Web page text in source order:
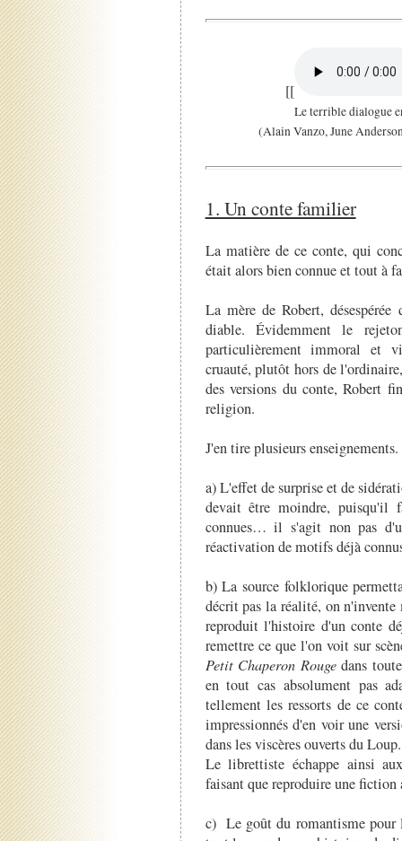
[[
Le terrible dialogue
(Alain Vanzo, June
1. Un conte familier
La matière de ce conte, qui
était alors bien connue et tout à
La mère de Robert,
diable. Évidemment le
particulièrement immoral et
cruauté, plutôt hors de
des versions du conte, Robert
religion.
J'en tire plusieurs enseignements.
a) L'effet de surprise et de
devait être moindre, puisqu'il
connues… il s'agit non pas
réactivation de motifs déjà
b) La source folklorique
décrit pas la réalité, on n'invente
reproduit l'histoire d'un conte
remettre ce que l'on voit sur
Petit Chaperon Rougedans
en tout cas absolument pas
tellement les ressorts de ce
impressionnés d'en voir une
dans les viscères ouverts du Loup.
Le librettiste échappe ainsi
faisant que reproduire une fiction
c) Le goût du romantisme pour